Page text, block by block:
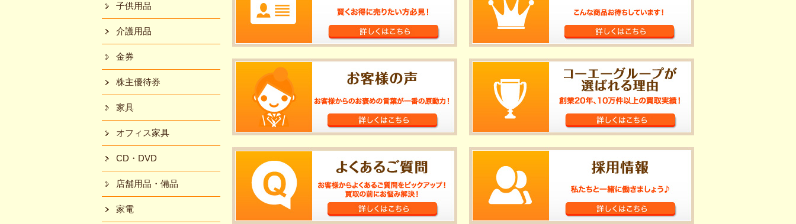
子供用品
介護用品
金券
株主優待券
家具
オフィス家具
CD・DVD
店舗用品・備品
家電